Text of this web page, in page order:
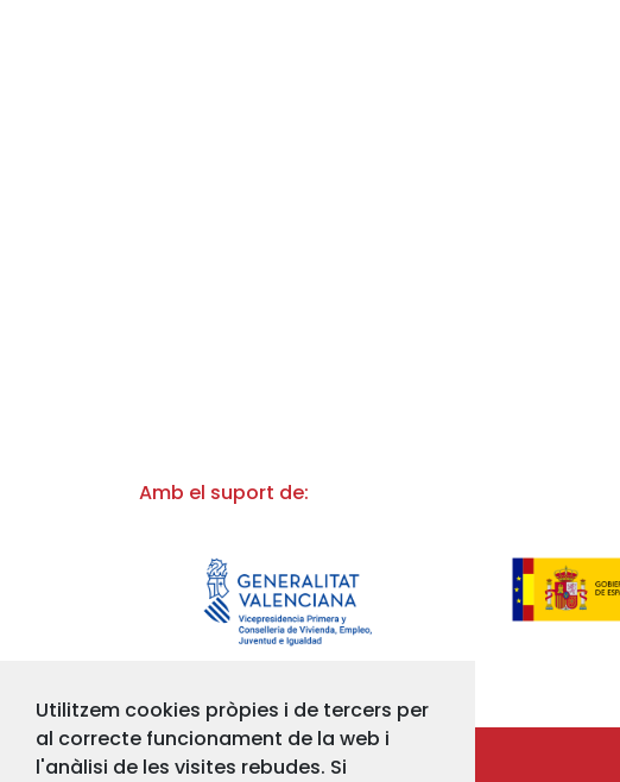
Amb el suport de:
Utilitzem cookies pròpies i de tercers per
al correcte funcionament de la web i
l'anàlisi de les visites rebudes. Si